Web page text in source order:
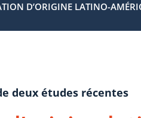
D’ORIGINE LATINO-
deux études récentes